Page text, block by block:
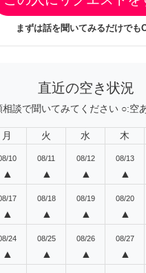
まずは話を聞いてみるだけでも
直近の空き状況
相談で聞いてみてください ○:空
月 火 水 木
10
▲
08/11
▲
08/12
▲
08/13
▲
17
▲
08/18
▲
08/19
▲
08/20
▲
24
▲
08/25
▲
08/26
▲
08/27
▲